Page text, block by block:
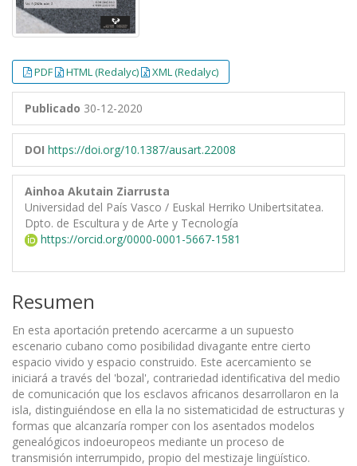
PDF HTML (Redalyc) XML (Redalyc)
Publicado 30-12-2020
DOI https://doi.org/10.1387/ausart.22008
Ainhoa Akutain Ziarrusta
Universidad del País Vasco / Euskal Herriko Unibertsitatea.
Dpto. de Escultura y de Arte y Tecnología
https://orcid.org/0000-0001-5667-1581
Resumen
En esta aportación pretendo acercarme a un supuesto
escenario cubano como posibilidad divagante entre cierto
espacio vivido y espacio construido. Este acercamiento se
iniciará a través del 'bozal', contrariedad identificativa del medio
de comunicación que los esclavos africanos desarrollaron en la
isla, distinguiéndose en ella la no sistematicidad de estructuras y
formas que alcanzaría romper con los asentados modelos
genealógicos indoeuropeos mediante un proceso de
transmisión interrumpido, propio del mestizaje lingüístico.